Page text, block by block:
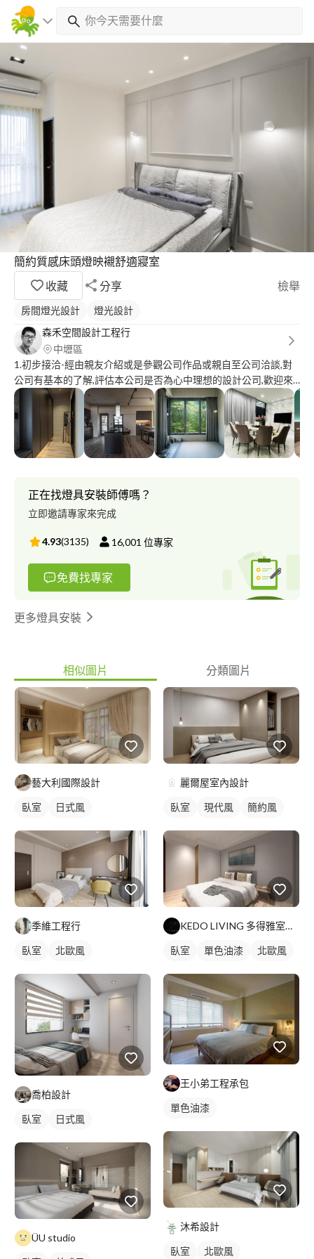
簡約質感床頭燈映襯舒適寢室
收藏
分享 檢舉
房間燈光設計
燈光設計
森禾空間設計工程行
中壢區
1.初步接洽-經由親友介紹或是參觀公司作品或親自至公司洽談,對
公司有基本的了解,評估本公司是否為心中理想的設計公司,歡迎來
電預約丈量工地現場 2.圖面規劃-丈量後,公司規劃放樣圖\平面配置
圖及初步設計預算與構想討論 3.工程報價-依設計合約定案圖面提
出準確工程報價/工程進度與材料建議 4.簽約-簽訂工程合約,公司成
立專案建檔,對業主提供完整的設計與施工服務 5.工程施工/流程-針
對工程進度安排工序,按照工程進度施作請款 6.完工驗收-工程完工
工合約內容提供工程保固服務一年,並提供永久諮詢與服務
正在找燈具安裝師傅嗎？
立即邀請專家來完成
4.93(3135) 16,001 位專家
免費找專家
更多燈具安裝
相似圖片 分類圖片
藝大利國際設計
臥室 日式風
季維工程行
臥室 北歐風
喬柏設計
臥室 日式風
ÜU studio
麗爾屋室內設計
臥室 現代風 簡約風
KEDO LIVING 多得雅室室內設計
臥室 單色油漆 北歐風
王小弟工程承包
單色油漆
沐希設計
臥室 北歐風